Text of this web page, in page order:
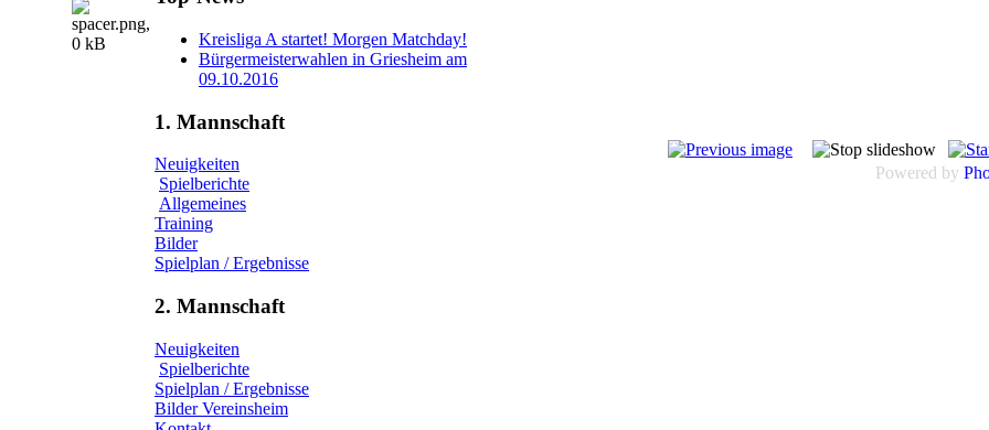
Kreisliga A startet! Morgen Matchday!
Bürgermeisterwahlen in Griesheim am
09.10.2016
1. Mannschaft
Neuigkeiten
Spielberichte
Allgemeines
Training
Bilder
Spielplan / Ergebnisse
2. Mannschaft
Neuigkeiten
Spielberichte
Spielplan / Ergebnisse
Bilder Vereinsheim
Powered by